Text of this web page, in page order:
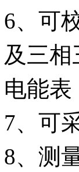
6、可
及三
电能表
7、可
8、测